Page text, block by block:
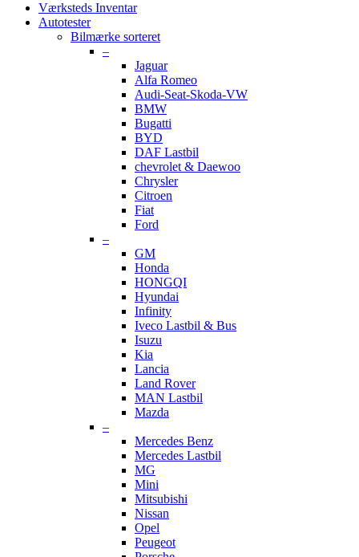
Værksteds Inventar
Autotester
Bilmærke sorteret
–
Jaguar
Alfa Romeo
Audi-Seat-Skoda-VW
BMW
Bugatti
BYD
DAF Lastbil
chevrolet & Daewoo
Chrysler
Citroen
Fiat
Ford
–
GM
Honda
HONGQI
Hyundai
Infinity
Iveco Lastbil & Bus
Isuzu
Kia
Lancia
Land Rover
MAN Lastbil
Mazda
–
Mercedes Benz
Mercedes Lastbil
MG
Mini
Mitsubishi
Nissan
Opel
Peugeot